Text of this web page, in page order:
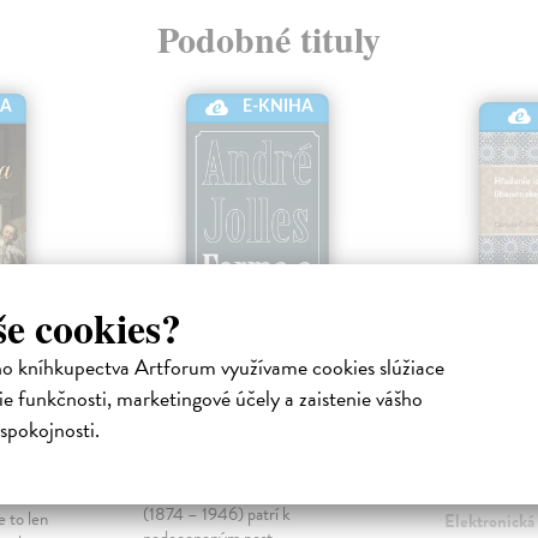
cookies?
kníhkupectva Artforum využívame cookies slúžiace
funkčnosti, marketingové účely a zaistenie vášho
Podobné tituly
to len
E-KNIHA
Forma a inšpirácia
Jolles André
| Elektronická
(1874 – 1946) patrí k